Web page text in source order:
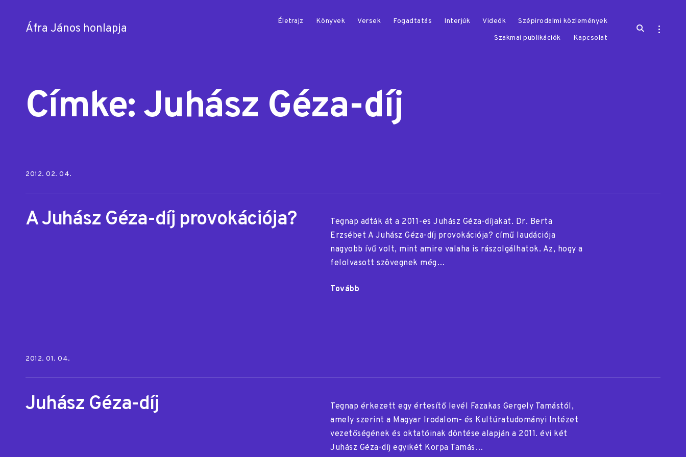
Áfra János honlapja
Életrajz Könyvek Versek Fogadtatás Interjúk Videók
Szépirodalmi közlemények
Szakmai publikációk
Kapcsolat
open
open
Címke:Juhász Géza-díj
Posted on:
2012. 02. 04.
A Juhász Géza-díj provokációja?
Tegnap adták át a 2011-es Juhász Géza-díjakat. Dr. Berta
Erzsébet A Juhász Géza-díj provokációja? című laudációja
nagyobb ívű volt, mint amire valaha is rászolgálhatok. Az, hogy a
felolvasott szövegnek még…
Tovább
Posted on:
2012. 01. 04.
Juhász Géza-díj
Tegnap érkezett egy értesítő levél Fazakas Gergely Tamástól,
amely szerint a Magyar Irodalom- és Kultúratudományi Intézet
vezetőségének és oktatóinak döntése alapján a 2011. évi két
Juhász Géza-díj egyikét Korpa Tamás…